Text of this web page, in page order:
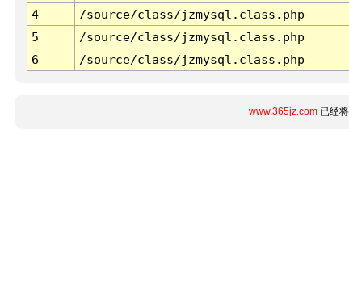
4
/source/class/jzmysql.class.php
5
/source/class/jzmysql.class.php
6
/source/class/jzmysql.class.php
www.365jz.com已经将